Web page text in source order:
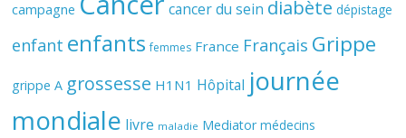
campagne cancer du sein diabète dépistage
enfant enfants femmes France Français Grippe
grippe A grossesse H1N1 Hôpital journée
mondiale livre maladie Mediator médecins